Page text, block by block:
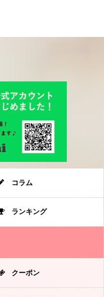
コラム
ランキング
クーポン